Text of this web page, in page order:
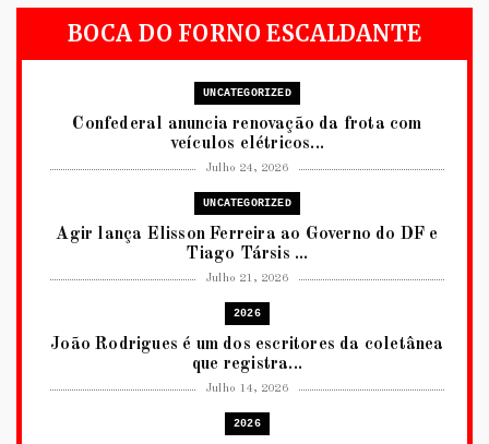
BOCA DO FORNO ESCALDANTE
UNCATEGORIZED
Confederal anuncia renovação da frota com
veículos elétricos...
Julho 24, 2026
UNCATEGORIZED
Agir lança Elisson Ferreira ao Governo do DF e
Tiago Társis ...
Julho 21, 2026
2026
João Rodrigues é um dos escritores da coletânea
que registra...
Julho 14, 2026
2026